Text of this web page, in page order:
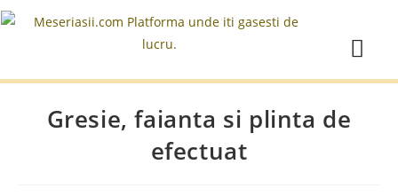
Gresie, faianta si plinta de
efectuat